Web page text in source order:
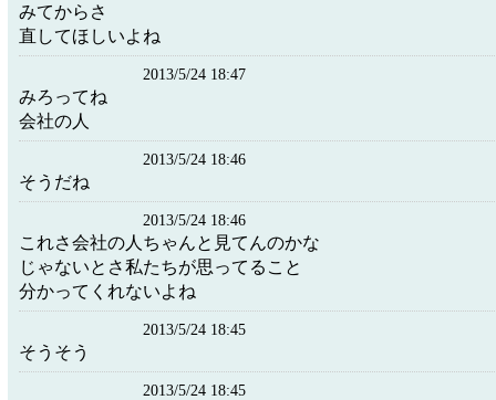
みてからさ
直してほしいよね
2013/5/24 18:47
みろってね
会社の人
2013/5/24 18:46
そうだね
2013/5/24 18:46
これさ会社の人ちゃんと見てんのかな
じゃないとさ私たちが思ってること
分かってくれないよね
2013/5/24 18:45
そうそう
2013/5/24 18:45